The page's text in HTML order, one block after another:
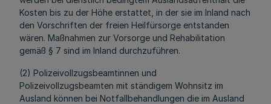
Kosten bis zu der Höhe erstattet, in der sie im Inland nach
den Vorschriften der freien Heilfürsorge entstanden
wären. Maßnahmen zur Vorsorge und Rehabilitation
gemäß § 7 sind im Inland durchzuführen.
(2) Polizeivollzugsbeamtinnen und
Polizeivollzugsbeamten mit ständigem Wohnsitz im
Ausland können bei Notfallbehandlungen die im Ausland